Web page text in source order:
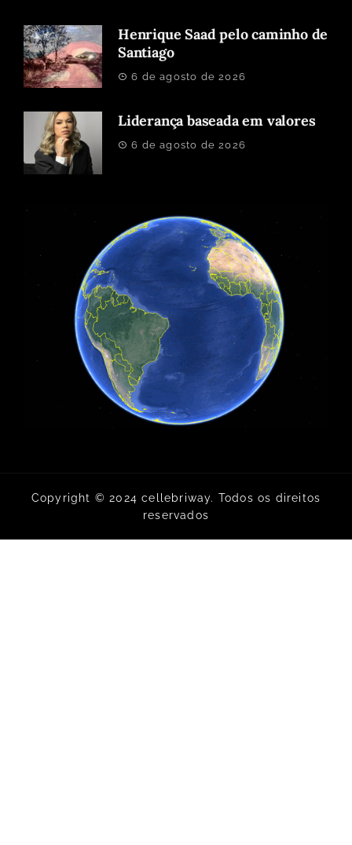
Henrique Saad pelo caminho de
Santiago
6 de agosto de 2026
Liderança baseada em valores
6 de agosto de 2026
Copyright © 2024 cellebriway. Todos os direitos
reservados